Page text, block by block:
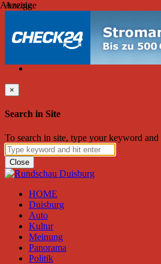
Donnerstag, August 06, 2026
Friend on Facebook Follow on
×
Search in Site
To search in site, type your keyword and
Close
HOME
Duisburg
Auto
Kultur
Meinung
Panorama
Politik
Anzeige
Anzeige